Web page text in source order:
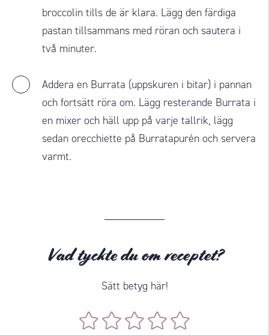
broccolin tills de är klara. Lägg den färdiga
pastan tillsammans med röran och sautera i
två minuter.
Addera en Burrata (uppskuren i bitar) i pannan
och fortsätt röra om. Lägg resterande Burrata i
en mixer och häll upp på varje tallrik, lägg
sedan orecchiette på Burratapurén och servera
varmt.
Vad tyckte du om receptet?
Sätt betyg här!